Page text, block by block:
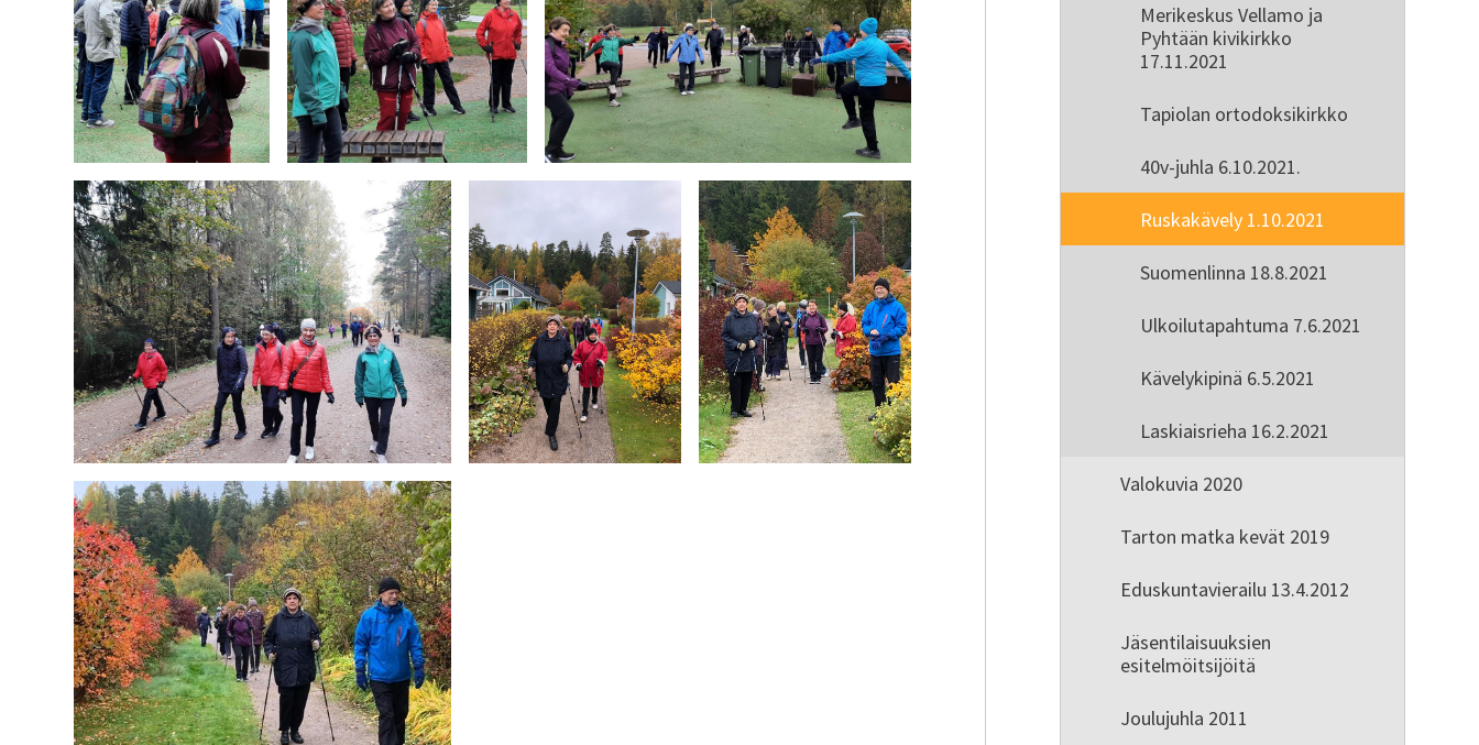
Merikeskus Vellamo ja
Pyhtään kivikirkko
17.11.2021
Tapiolan ortodoksikirkko
40v-juhla 6.10.2021.
Ruskakävely 1.10.2021
Suomenlinna 18.8.2021
Ulkoilutapahtuma 7.6.2021
Kävelykipinä 6.5.2021
Laskiaisrieha 16.2.2021
Valokuvia 2020
Tarton matka kevät 2019
Eduskuntavierailu 13.4.2012
Jäsentilaisuuksien
esitelmöitsijöitä
Joulujuhla 2011